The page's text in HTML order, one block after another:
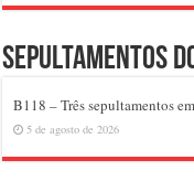
Sepultamentos
B118 – Três sepultamentos
5 de agosto de 2026